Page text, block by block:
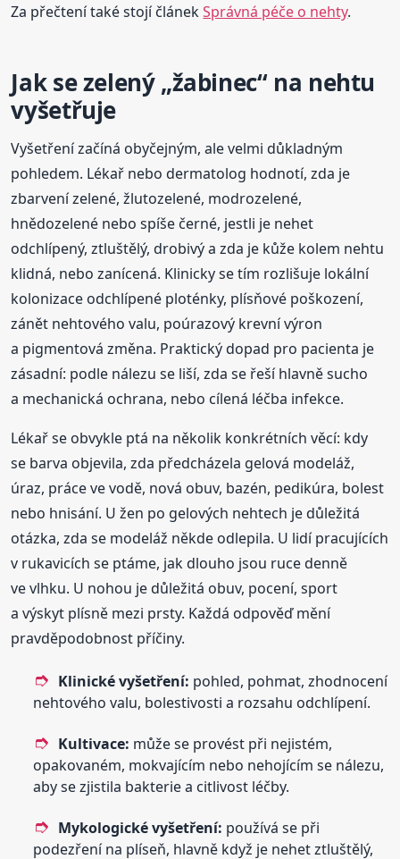
Za přečtení také stojí článekSprávná péče o nehty.
Jak se zelený „žabinec“ na nehtu
vyšetřuje
Vyšetření začíná obyčejným, ale velmi důkladným
pohledem. Lékař nebo dermatolog hodnotí, zda je
zbarvení zelené, žlutozelené, modrozelené,
hnědozelené nebo spíše černé, jestli je nehet
odchlípený, ztluštělý, drobivý a zda je kůže kolem nehtu
klidná, nebo zanícená. Klinicky se tím rozlišuje lokální
kolonizace odchlípené ploténky, plísňové poškození,
zánět nehtového valu, poúrazový krevní výron
a pigmentová změna. Praktický dopad pro pacienta je
zásadní: podle nálezu se liší, zda se řeší hlavně sucho
a mechanická ochrana, nebo cílená léčba infekce.
Lékař se obvykle ptá na několik konkrétních věcí: kdy
se barva objevila, zda předcházela gelová modeláž,
úraz, práce ve vodě, nová obuv, bazén, pedikúra, bolest
nebo hnisání. U žen po gelových nehtech je důležitá
otázka, zda se modeláž někde odlepila. U lidí pracujících
v rukavicích se ptáme, jak dlouho jsou ruce denně
ve vlhku. U nohou je důležitá obuv, pocení, sport
a výskyt plísně mezi prsty. Každá odpověď mění
pravděpodobnost příčiny.
Klinické vyšetření: pohled, pohmat, zhodnocení
nehtového valu, bolestivosti a rozsahu odchlípení.
Kultivace: může se provést při nejistém,
opakovaném, mokvajícím nebo nehojícím se nálezu,
aby se zjistila bakterie a citlivost léčby.
Mykologické vyšetření: používá se při
podezření na plíseň, hlavně když je nehet ztluštělý,